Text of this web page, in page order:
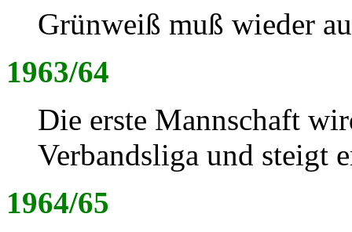
Grünweiß muß wieder
1963/64
Die erste Mannschaft
Verbandsliga und steigt
1964/65